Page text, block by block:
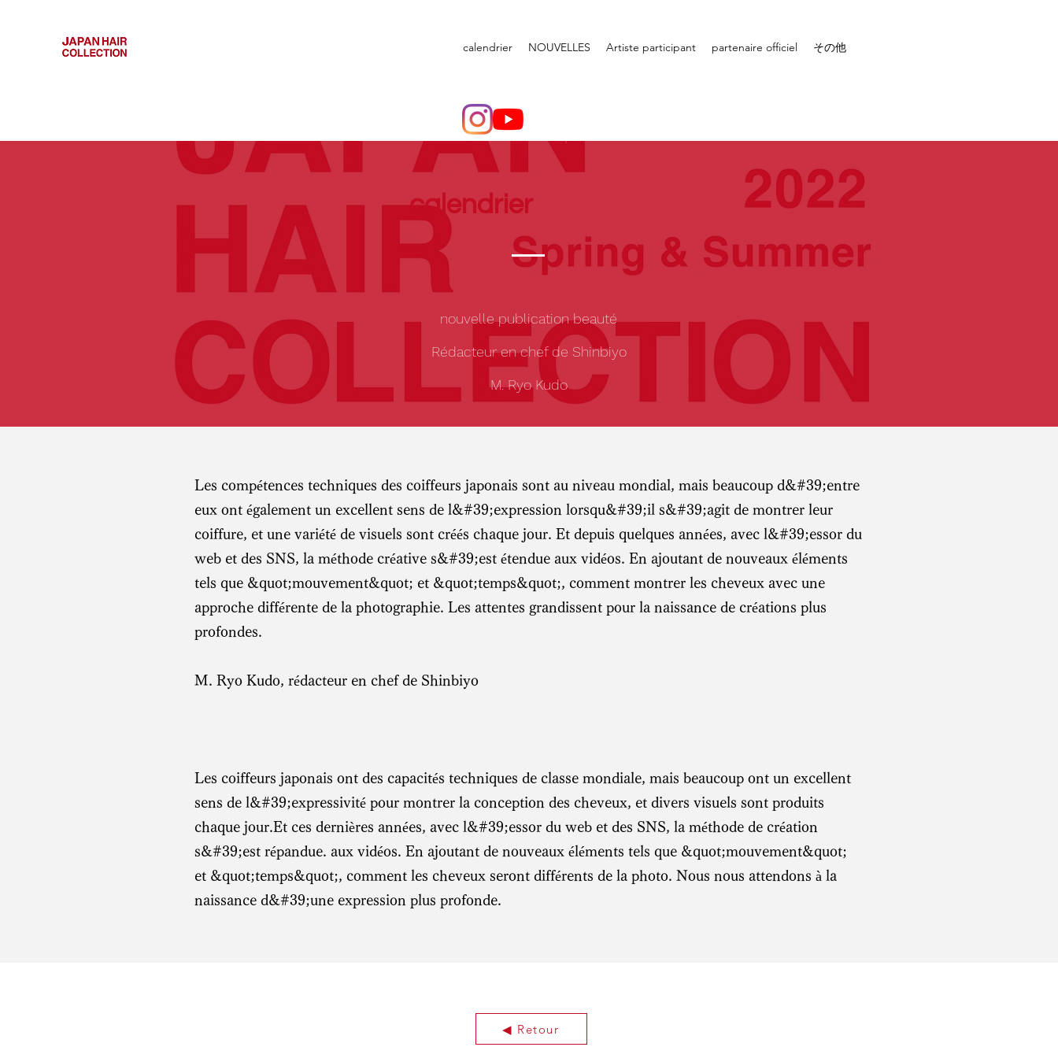
calendrier NOUVELLES Artiste participant partenaire officiel その他
calendrier
nouvelle publication beauté
Rédacteur en chef de Shinbiyo
M. Ryo Kudo
Les compétences techniques des coiffeurs japonais sont au niveau mondial, mais beaucoup d&#39;entre
eux ont également un excellent sens de l&#39;expression lorsqu&#39;il s&#39;agit de montrer leur
coiffure, et une variété de visuels sont créés chaque jour. Et depuis quelques années, avec l&#39;essor du
web et des SNS, la méthode créative s&#39;est étendue aux vidéos. En ajoutant de nouveaux éléments
tels que &quot;mouvement&quot; et &quot;temps&quot;, comment montrer les cheveux avec une
approche différente de la photographie. Les attentes grandissent pour la naissance de créations plus
profondes.
M. Ryo Kudo, rédacteur en chef de Shinbiyo
Les coiffeurs japonais ont des capacités techniques de classe mondiale, mais beaucoup ont un excellent
sens de l&#39;expressivité pour montrer la conception des cheveux, et divers visuels sont produits
chaque jour.Et ces dernières années, avec l&#39;essor du web et des SNS, la méthode de création
s&#39;est répandue. aux vidéos. En ajoutant de nouveaux éléments tels que &quot;mouvement&quot;
et &quot;temps&quot;, comment les cheveux seront différents de la photo. Nous nous attendons à la
naissance d&#39;une expression plus profonde.
◀︎ Retour